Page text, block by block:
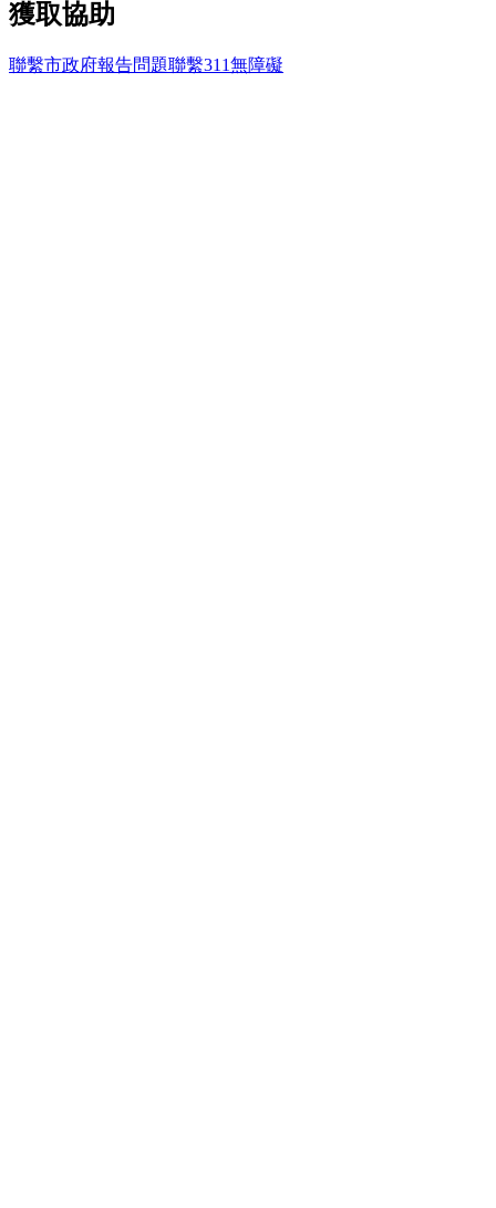
獲取協助
聯繫市政府報告問題聯繫311無障礙